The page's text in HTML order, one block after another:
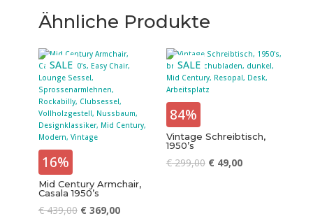
Ähnliche Produkte
SALE
16%
Mid Century Armchair,
Casala 1950’s
€439,00 €369,00
SALE
84%
Vintage Schreibtisch,
1950’s
€299,00 €49,00